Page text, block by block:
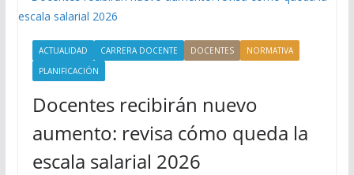
ACTUALIDAD CARRERA DOCENTE DOCENTES
NORMATIVA
PLANIFICACIÓN
Docentes recibirán nuevo
aumento: revisa cómo queda la
escala salarial 2026